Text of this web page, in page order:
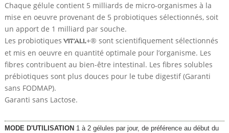
Chaque gélule contient 5 milliards de micro-organismes à la
mise en oeuvre provenant de 5 probiotiques sélectionnés, soit
un apport de 1 milliard par souche.
Les probiotiquesVIT’ALL+® sont scientifiquement sélectionnés
et mis en oeuvre en quantité optimale pour l’organisme. Les
fibres contribuent au bien-être intestinal. Les fibres solubles
prébiotiques sont plus douces pour le tube digestif (Garanti
sans FODMAP).
Garanti sans Lactose.
MODE D'UTILISATION 1 à 2 gélules par jour, de préférence au début du